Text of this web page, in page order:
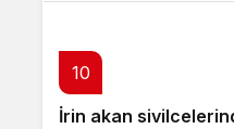
10
İrin akan